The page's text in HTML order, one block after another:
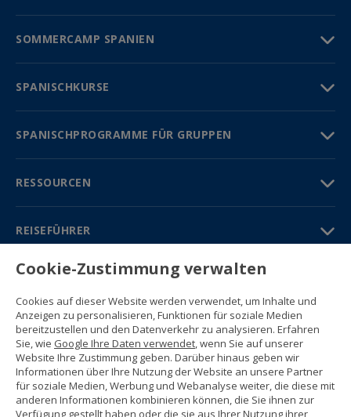
SOMMERCAMP SPANIEN
SPANISCHKURSE
SPANISCHPROGRAMME FÜR GRUPPEN
RESSOURCEN
REISEFÜHRER
PARTNER
Kontakt
Gratisbroschüre
(+34) 91 594 37 76
Gustavo Fernández Balbuena, 11
28002 Madrid, Spain
Sitemap
Cookie-Zustimmung verwalten
Cookies auf dieser Website werden verwendet, um Inhalte und
Anzeigen zu personalisieren, Funktionen für soziale Medien
bereitzustellen und den Datenverkehr zu analysieren. Erfahren
Sie, wie Google Ihre Daten verwendet, wenn Sie auf unserer
Website Ihre Zustimmung geben. Darüber hinaus geben wir
Informationen über Ihre Nutzung der Website an unsere Partner
für soziale Medien, Werbung und Webanalyse weiter, die diese mit
anderen Informationen kombinieren können, die Sie ihnen zur
Verfügung gestellt haben oder die sie aus Ihrer Nutzung ihrer